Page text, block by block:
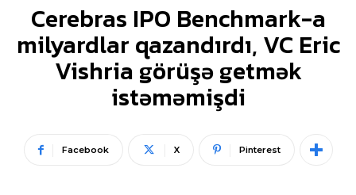
Cerebras IPO Benchmark-a
milyardlar qazandırdı, VC Eric
Vishria görüşə getmək
istəməmişdi
Facebook X Pinterest